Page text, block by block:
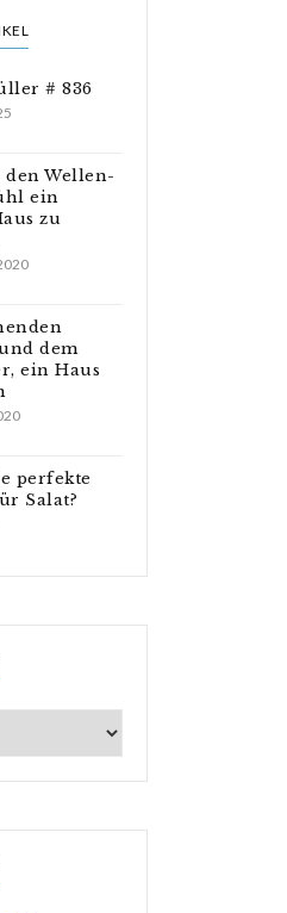
# 836
den Wellen-
ein
zu
dem
ein Haus
perfekte
Salat?